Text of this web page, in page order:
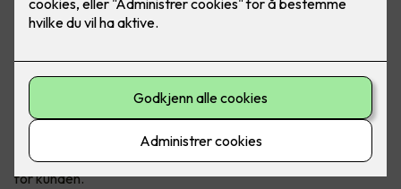
Mange håndverkere kan ha en tendens til å ville bruke så lite
tid på dokumentasjon som mulig, spesielt på små prosjekter
- men å ha papirene i orden gir verdi for både bedriften og
for kunden.